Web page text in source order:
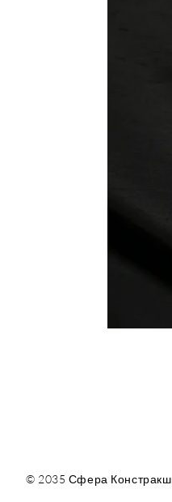
© 2035 Сфера